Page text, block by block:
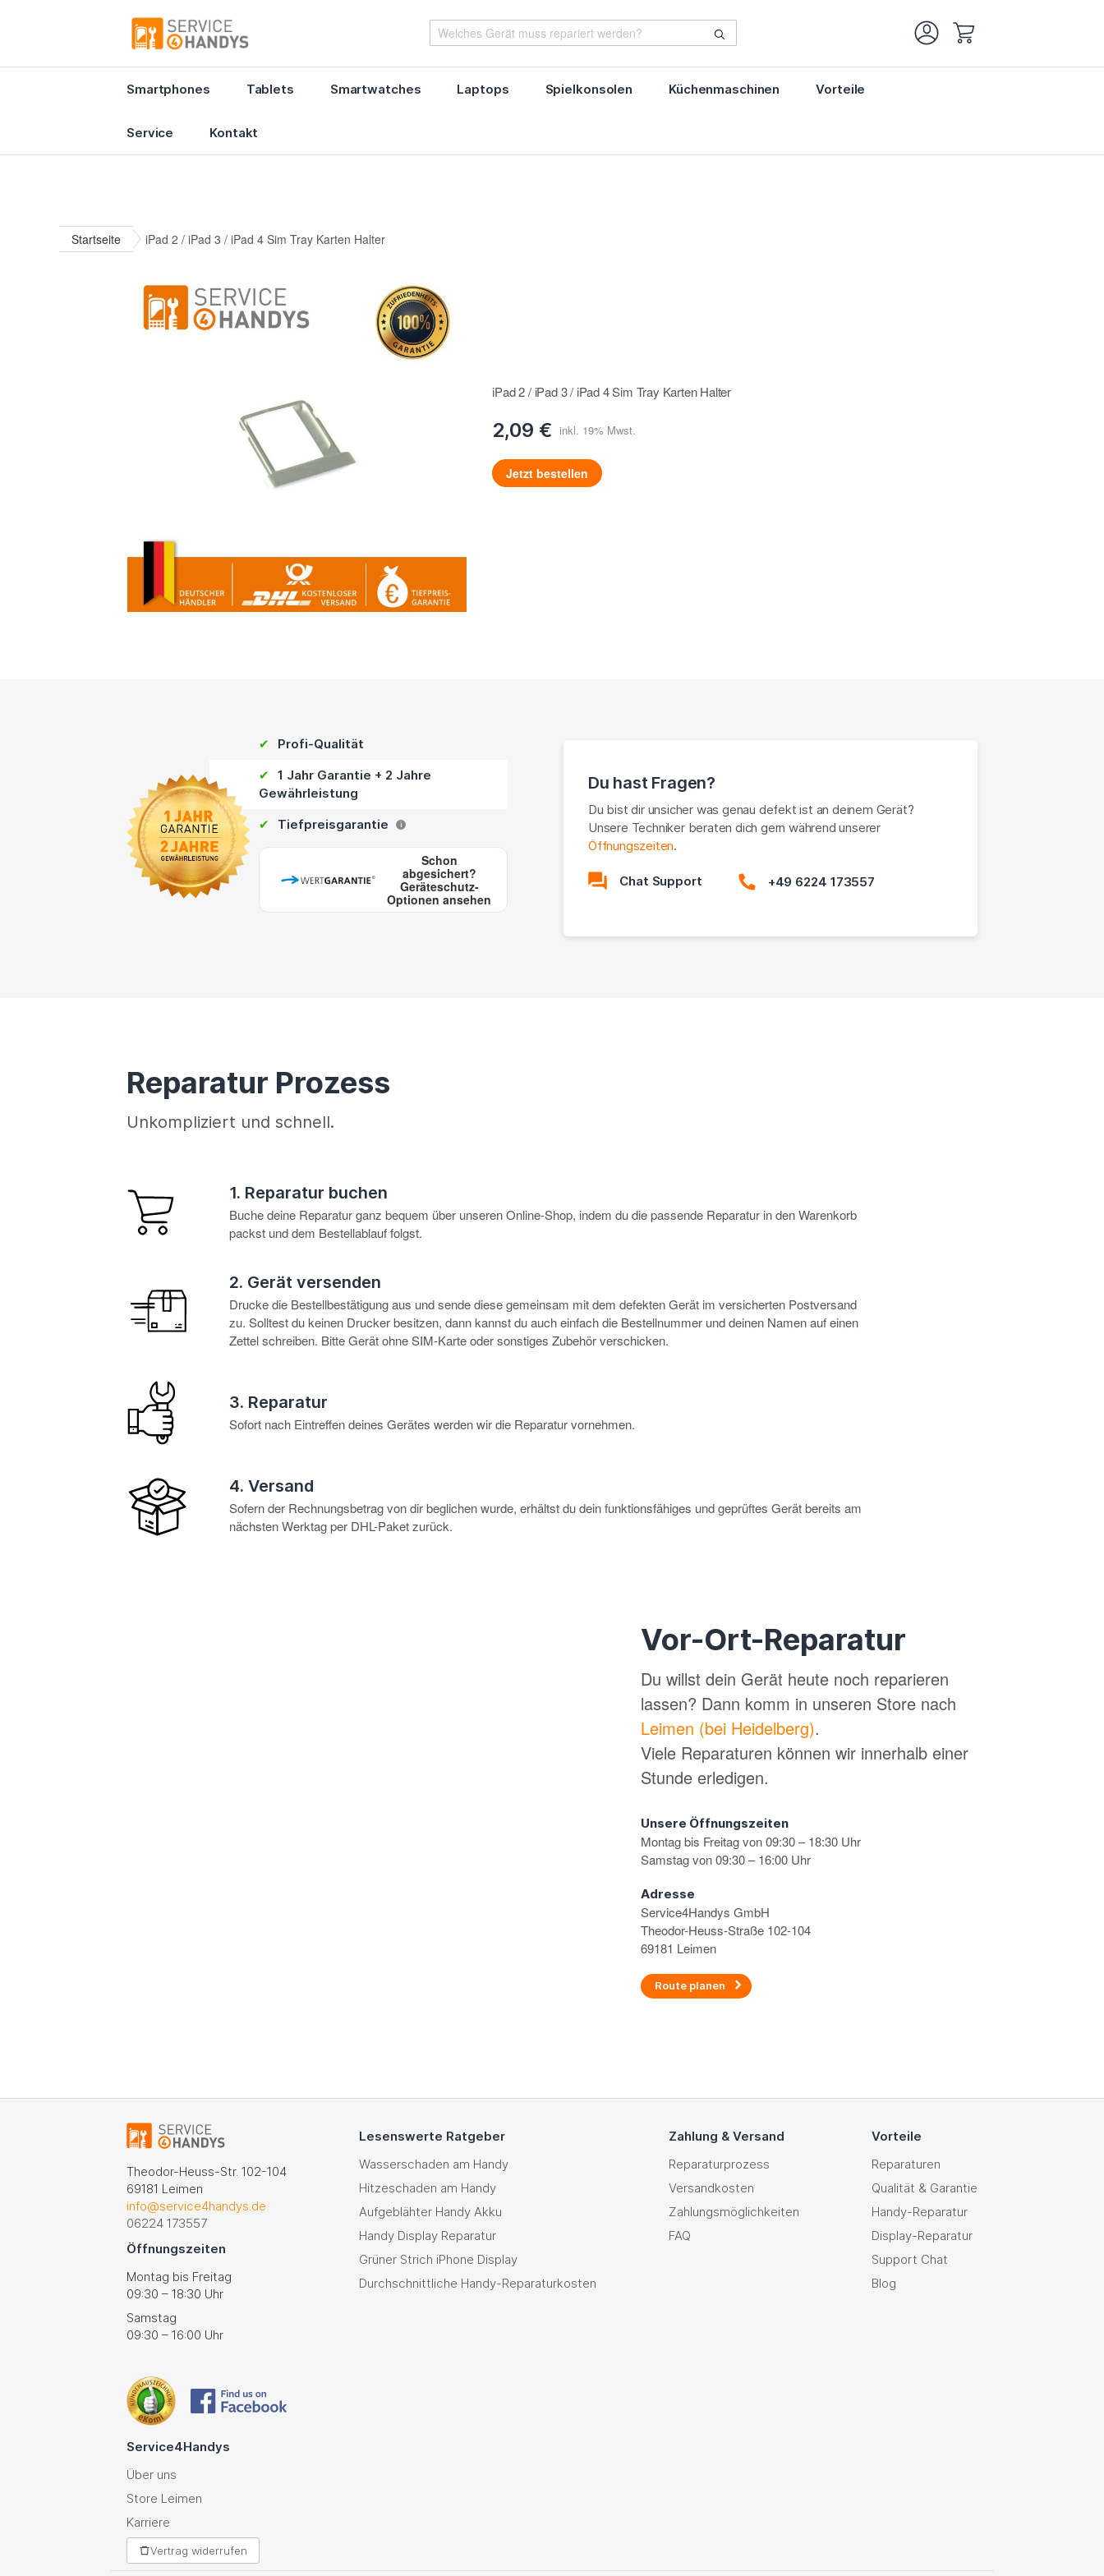
Smartphones Tablets Smartwatches Laptops Spielkonsolen Küchenmaschinen Vorteile
Service Kontakt
Startseite iPad 2 / iPad 3 / iPad 4 Sim Tray Karten Halter
iPad 2 / iPad 3 / iPad 4 Sim Tray Karten Halter
2,09 €
Jetzt bestellen
✔ Profi-Qualität
✔
1 Jahr Garantie + 2 Jahre
Gewährleistung
✔ Tiefpreisgarantie i
Schon
abgesichert?
Geräteschutz-
Optionen ansehen
Du hast Fragen?
Du bist dir unsicher was genau defekt ist an deinem Gerät?
Unsere Techniker beraten dich gern während unserer
Öffnungszeiten.
Chat Support +49 6224 173557
Reparatur Prozess
Unkompliziert und schnell.
1. Reparatur buchen
Buche deine Reparatur ganz bequem über unseren Online-Shop, indem du die passende Reparatur in den Warenkorb
packst und dem Bestellablauf folgst.
2. Gerät versenden
Drucke die Bestellbestätigung aus und sende diese gemeinsam mit dem defekten Gerät im versicherten Postversand
zu. Solltest du keinen Drucker besitzen, dann kannst du auch einfach die Bestellnummer und deinen Namen auf einen
Zettel schreiben. Bitte Gerät ohne SIM-Karte oder sonstiges Zubehör verschicken.
3. Reparatur
Sofort nach Eintreffen deines Gerätes werden wir die Reparatur vornehmen.
4. Versand
Sofern der Rechnungsbetrag von dir beglichen wurde, erhältst du dein funktionsfähiges und geprüftes Gerät bereits am
nächsten Werktag per DHL-Paket zurück.
Vor-Ort-Reparatur
Du willst dein Gerät heute noch reparieren
lassen? Dann komm in unseren Store nach
Leimen (bei Heidelberg).
Viele Reparaturen können wir innerhalb einer
Stunde erledigen.
Unsere Öffnungszeiten
Montag bis Freitag von 09:30 – 18:30 Uhr
Samstag von 09:30 – 16:00 Uhr
Adresse
Service4Handys GmbH
Theodor-Heuss-Straße 102-104
69181 Leimen
Route planen
Theodor-Heuss-Str. 102-104
69181 Leimen
info@service4handys.de
06224 173557
Öffnungszeiten
Montag bis Freitag
09:30 – 18:30 Uhr
Samstag
09:30 – 16:00 Uhr
Lesenswerte Ratgeber
Wasserschaden am Handy
Hitzeschaden am Handy
Aufgeblähter Handy Akku
Handy Display Reparatur
Grüner Strich iPhone Display
Durchschnittliche Handy-Reparaturkosten
Zahlung & Versand
Reparaturprozess
Versandkosten
Zahlungsmöglichkeiten
FAQ
Vorteile
Reparaturen
Qualität & Garantie
Handy-Reparatur
Display-Reparatur
Support Chat
Blog
Service4Handys
Über uns
Store Leimen
Karriere
Vertrag widerrufen